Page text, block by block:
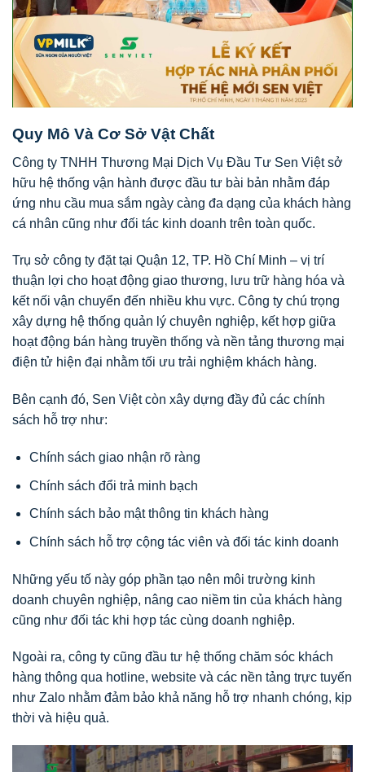
Quy Mô Và Cơ Sở Vật Chất
Công ty TNHH Thương Mại Dịch Vụ Đầu Tư Sen Việt sở
hữu hệ thống vận hành được đầu tư bài bản nhằm đáp
ứng nhu cầu mua sắm ngày càng đa dạng của khách hàng
cá nhân cũng như đối tác kinh doanh trên toàn quốc.
Trụ sở công ty đặt tại Quận 12, TP. Hồ Chí Minh – vị trí
thuận lợi cho hoạt động giao thương, lưu trữ hàng hóa và
kết nối vận chuyển đến nhiều khu vực. Công ty chú trọng
xây dựng hệ thống quản lý chuyên nghiệp, kết hợp giữa
hoạt động bán hàng truyền thống và nền tảng thương mại
điện tử hiện đại nhằm tối ưu trải nghiệm khách hàng.
Bên cạnh đó, Sen Việt còn xây dựng đầy đủ các chính
sách hỗ trợ như:
Chính sách giao nhận rõ ràng
Chính sách đổi trả minh bạch
Chính sách bảo mật thông tin khách hàng
Chính sách hỗ trợ cộng tác viên và đối tác kinh doanh
Những yếu tố này góp phần tạo nên môi trường kinh
doanh chuyên nghiệp, nâng cao niềm tin của khách hàng
cũng như đối tác khi hợp tác cùng doanh nghiệp.
Ngoài ra, công ty cũng đầu tư hệ thống chăm sóc khách
hàng thông qua hotline, website và các nền tảng trực tuyến
như Zalo nhằm đảm bảo khả năng hỗ trợ nhanh chóng, kịp
thời và hiệu quả.